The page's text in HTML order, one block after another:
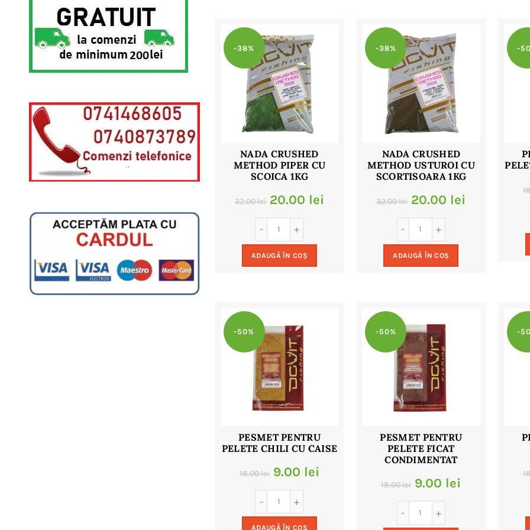
-38%
NADA CRUSHED
METHOD PIPER CU
SCOICA 1KG
32.00lei Prețul
inițial
a
fost:
20.00 lei
ADAUGĂ ÎN COȘ
-38%
NADA CRUSHED
METHOD USTUROI CU
SCORTISOARA 1KG
32.00lei Prețul
inițial
a
fost:
20.00 lei
ADAUGĂ ÎN COȘ
-
-50%
PESMET PENTRU
PELETE CHILI CU CAISE
18.00lei Prețul
inițial
a
9.00 lei
ADAUGĂ ÎN COȘ
-50%
PESMET PENTRU
PELETE FICAT
CONDIMENTAT
18.00lei Prețul
inițial
a
9.00 lei
-